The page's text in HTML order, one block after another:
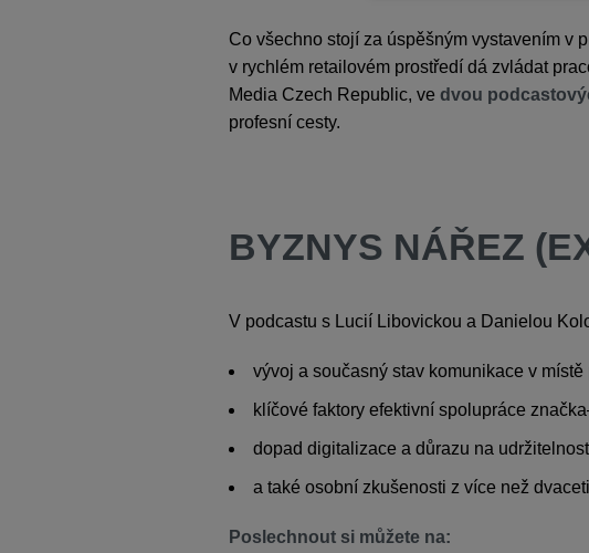
Co všechno stojí za úspěšným vystavením v
v rychlém retailovém prostředí dá zvládat
Media Czech Republic, ve dvou
profesní cesty.
BYZNYS NÁŘEZ
V podcastu s Lucií Libovickou a Danielou
vývoj a současný stav komunikace v místě
klíčové faktory efektivní spolupráce
dopad digitalizace a důrazu na
a také osobní zkušenosti z více než
Poslechnout si můžete na: